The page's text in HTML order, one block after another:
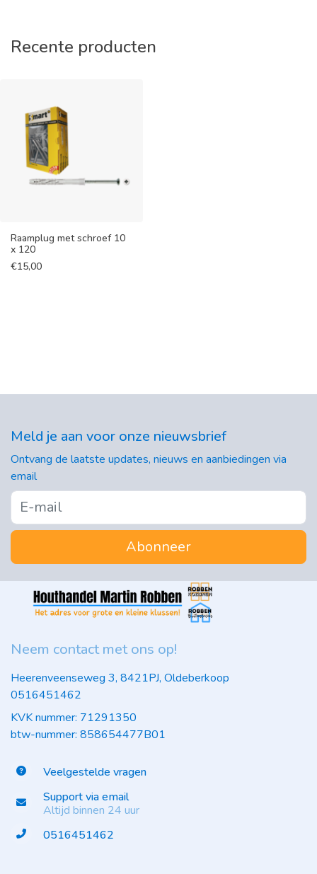
Recente producten
Raamplug met schroef 10
x 120
€15,00
Meld je aan voor onze nieuwsbrief
Ontvang de laatste updates, nieuws en aanbiedingen via
email
Abonneer
Neem contact met ons op!
Heerenveenseweg 3, 8421PJ, Oldeberkoop
0516451462
KVK nummer: 71291350
btw-nummer: 858654477B01
Veelgestelde vragen
Support via email
Altijd binnen 24 uur
0516451462